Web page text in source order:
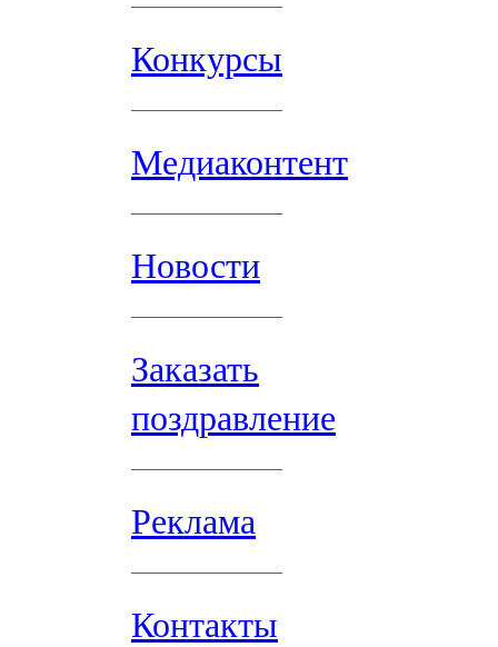
Конкурсы
Медиаконтент
Новости
Заказать
поздравление
Реклама
Контакты